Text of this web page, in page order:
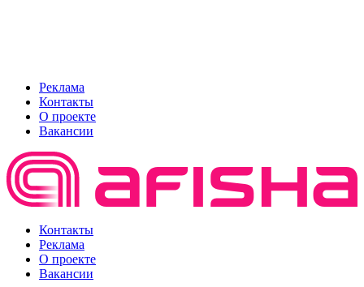
Реклама
Контакты
О проекте
Вакансии
Контакты
Реклама
О проекте
Вакансии